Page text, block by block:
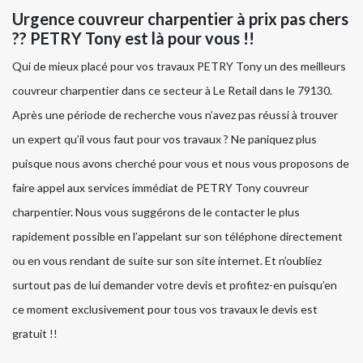
Urgence couvreur charpentier à prix pas chers
?? PETRY Tony est là pour vous !!
Qui de mieux placé pour vos travaux PETRY Tony un des meilleurs
couvreur charpentier dans ce secteur à Le Retail dans le 79130.
Après une période de recherche vous n’avez pas réussi à trouver
un expert qu’il vous faut pour vos travaux ? Ne paniquez plus
puisque nous avons cherché pour vous et nous vous proposons de
faire appel aux services immédiat de PETRY Tony couvreur
charpentier. Nous vous suggérons de le contacter le plus
rapidement possible en l’appelant sur son téléphone directement
ou en vous rendant de suite sur son site internet. Et n’oubliez
surtout pas de lui demander votre devis et profitez-en puisqu’en
ce moment exclusivement pour tous vos travaux le devis est
gratuit !!